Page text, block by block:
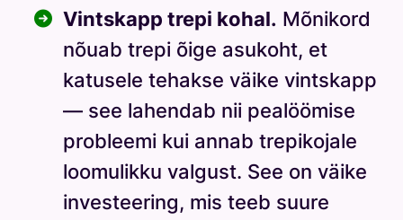
Vintskapp trepi kohal. Mõnikord
nõuab trepi õige asukoht, et
katusele tehakse väike vintskapp
— see lahendab nii pealöömise
probleemi kui annab trepikojale
loomulikku valgust. See on väike
investeering, mis teeb suure